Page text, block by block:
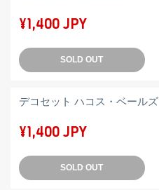
¥1,400 JPY
SOLD OUT
デコセット ハコス・ベールズ
¥1,400 JPY
SOLD OUT